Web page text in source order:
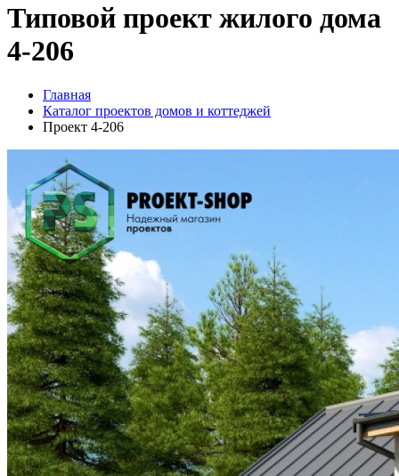
Типовой проект жилого дома
4-206
Главная
Каталог проектов домов и коттеджей
Проект 4-206